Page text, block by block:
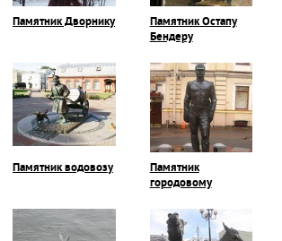
Памятник Дворнику
Памятник Остапу
Бендеру
Памятник водовозу
Памятник
городовому